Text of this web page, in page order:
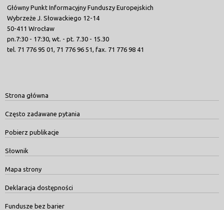
Główny Punkt Informacyjny Funduszy Europejskich
Wybrzeże J. Słowackiego 12-14
50-411 Wrocław
pn.7:30 - 17:30, wt. - pt. 7.30 - 15.30
tel. 71 776 95 01, 71 776 96 51, fax. 71 776 98 41
Strona główna
Często zadawane pytania
Pobierz publikacje
Słownik
Mapa strony
Deklaracja dostępności
Fundusze bez barier